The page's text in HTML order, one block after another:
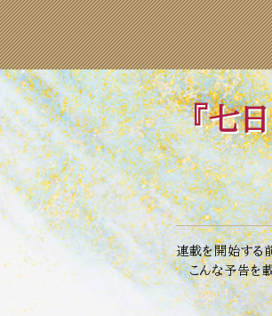
『七
連載を開始する
こんな予告を載